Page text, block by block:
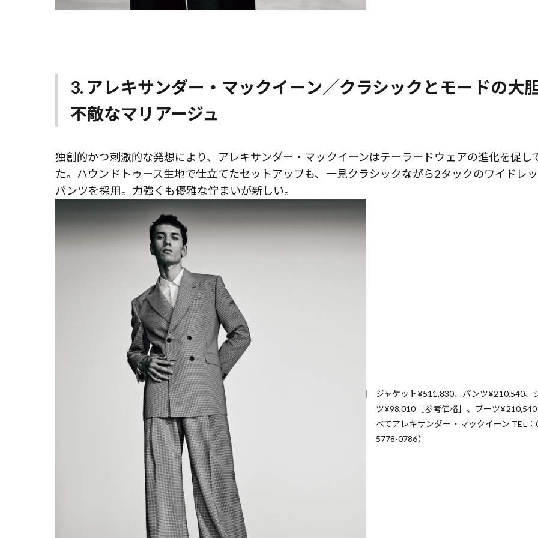
3. アレキサンダー・マックイーン／クラシックとモードの大
不敵なマリアージュ
独創的かつ刺激的な発想により、アレキサンダー・マックイーンはテーラードウェアの進化を促し
た。ハウンドトゥース生地で仕立てたセットアップも、一見クラシックながら2タックのワイドレ
パンツを採用。力強くも優雅な佇まいが新しい。
ジャケット¥511,830、パンツ¥210,540、
ツ¥98,010［参考価格］、ブーツ¥210,540
べてアレキサンダー・マックイーン TEL：
5778-0786）